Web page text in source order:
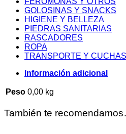
GOLOSINAS Y SNACKS
HIGIENE Y BELLEZA
PIEDRAS SANITARIAS
RASCADORES
ROPA
TRANSPORTE Y CUCHAS
Información adicional
Peso 0,00 kg
También te